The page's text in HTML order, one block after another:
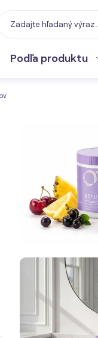
Podľa produktu